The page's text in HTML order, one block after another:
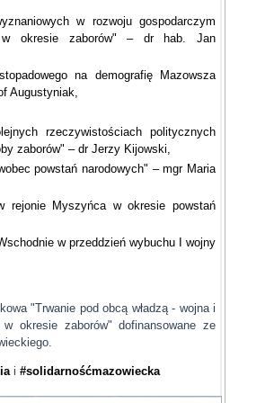
w rozwoju gospodarczym
w okresie zaborów" – dr hab. Jan
na demografię Mazowsza
Augustyniak,
rzeczywistościach politycznych
zaborów" – dr Jerzy Kijowski,
powstań narodowych" – mgr Maria
rejonie Myszyńca w okresie powstań
w przeddzień wybuchu I wojny
"Trwanie pod obcą władzą - wojna i
w okresie zaborów" dofinansowane ze
i #solidarnośćmazowiecka